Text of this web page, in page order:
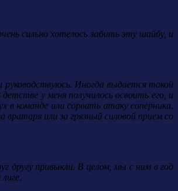
сильно хотелось забить эту шайбу, и
Иногда выдается такой
у меня получилось освоить его, и
команде или сорвать атаку соперника.
или за грязный силовой прием со
другу привыкли. В целом, мы с ним в год